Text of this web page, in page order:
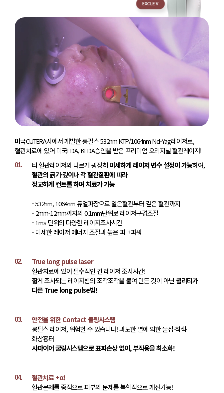
미국CUTERA사에서 개발한 롱펄스 532nm KTP/1064nm Nd-Yag레이저로,
혈관치료에 있어 미국FDA, KFDA승인을 받은 프리미엄 오리지널 혈관레이저!
01. 타 혈관레이저와 다르게 굉장히 미세하게 레이저 변수 설정이 가능하여,
혈관의 굵기·깊이나 각 혈관질환에 따라
정교하게 컨트롤 하며 치료가 가능
- 532nm, 1064nm 듀얼파장으로 얕은혈관부터 깊은 혈관까지
- 2mm-12mm까지의 0.1mm단위로 레이저구경조절
- 1ms 단위의 다양한 레이저조사시간
- 미세한 레이저 에너지 조절과 높은 피크파워
02.
True long pulse laser
혈관치료에 있어 필수적인 긴 레이저 조사시간!
짧게 조사되는 레이저빔의 조각조각을 붙여 만든 것이 아닌 퀄리티가
다른 True long pulse빔!
03.
안전을 위한 Contact 쿨링시스템
롱펄스 레이저, 위험할 수 있습니다! 과도한 열에 의한 물집·착색·
화상흉터
사파이어 쿨링시스템으로 표피손상 없이, 부작용을 최소화!
04.
혈관치료 +α!
혈관문제를 중점으로 피부의 문제를 복합적으로 개선가능!